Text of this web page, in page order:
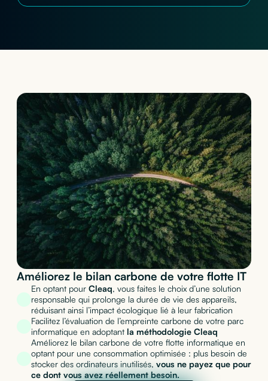
Améliorez le bilan carbone de votre flotte IT
En optant pour Cleaq, vous faites le choix d’une solution
responsable qui prolonge la durée de vie des appareils,
réduisant ainsi l’impact écologique lié à leur fabrication
Facilitez l’évaluation de l’empreinte carbone de votre parc
informatique en adoptantla méthodologie Cleaq
Améliorez le bilan carbone de votre flotte informatique en
optant pour une consommation optimisée : plus besoin de
stocker des ordinateurs inutilisés, vous ne payez que pour
ce dont vous avez réellement besoin.